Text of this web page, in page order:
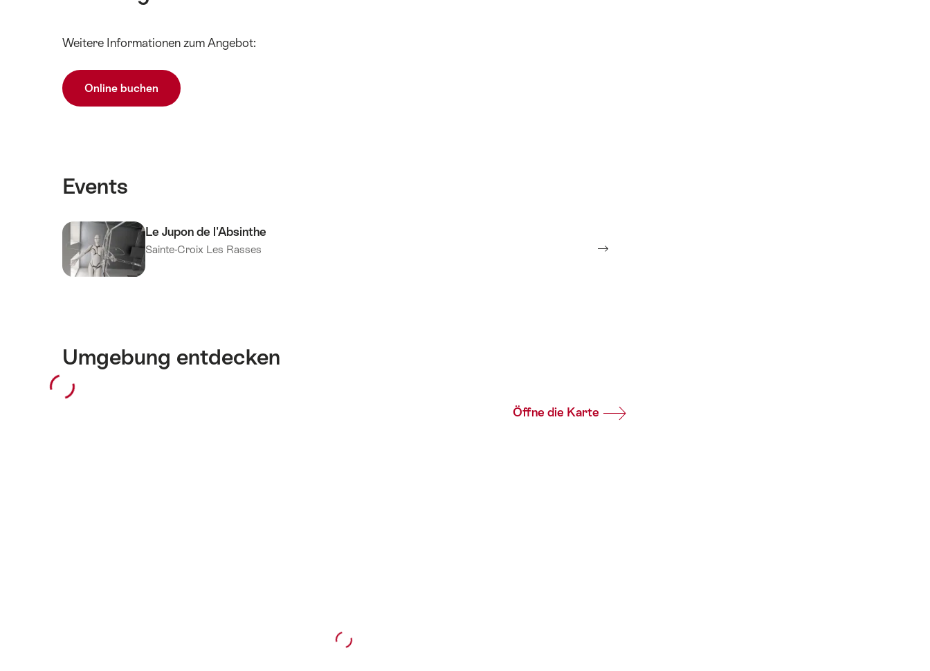
Technische
Angaben
anzeigen
Weitere Informationen zum Angebot:
Online buchen
Events
Le Jupon de l'Absinthe
Sainte-Croix Les Rasses
Umgebung entdecken
Öffne die Karte